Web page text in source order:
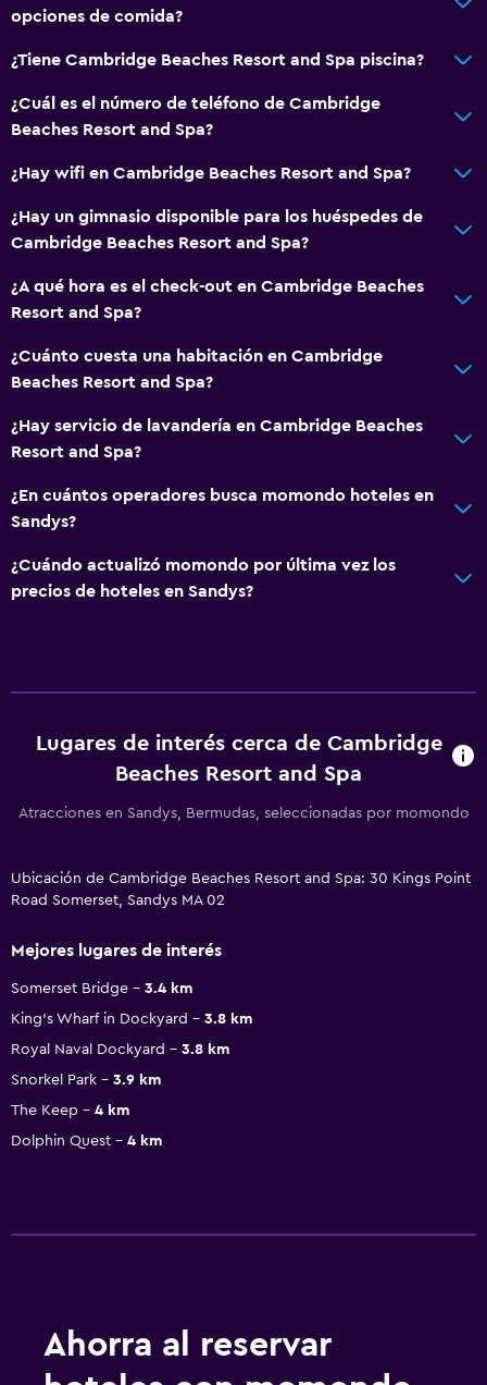
opciones de comida?
¿Tiene Cambridge Beaches Resort and Spa piscina?
¿Cuál es el número de teléfono de Cambridge
Beaches Resort and Spa?
¿Hay wifi en Cambridge Beaches Resort and Spa?
¿Hay un gimnasio disponible para los huéspedes de
Cambridge Beaches Resort and Spa?
¿A qué hora es el check-out en Cambridge Beaches
Resort and Spa?
¿Cuánto cuesta una habitación en Cambridge
Beaches Resort and Spa?
¿Hay servicio de lavandería en Cambridge Beaches
Resort and Spa?
¿En cuántos operadores busca momondo hoteles en
Sandys?
¿Cuándo actualizó momondo por última vez los
precios de hoteles en Sandys?
Lugares de interés cerca de Cambridge
Beaches Resort and Spa
Atracciones en Sandys, Bermudas, seleccionadas por momondo
Ubicación de Cambridge Beaches Resort and Spa: 30 Kings Point
Road Somerset, Sandys MA 02
Mejores lugares de interés
Somerset Bridge
3.4 km
King's Wharf in Dockyard
3.8 km
Royal Naval Dockyard
3.8 km
Snorkel Park
3.9 km
The Keep
4 km
Dolphin Quest
4 km
Ahorra al reservar